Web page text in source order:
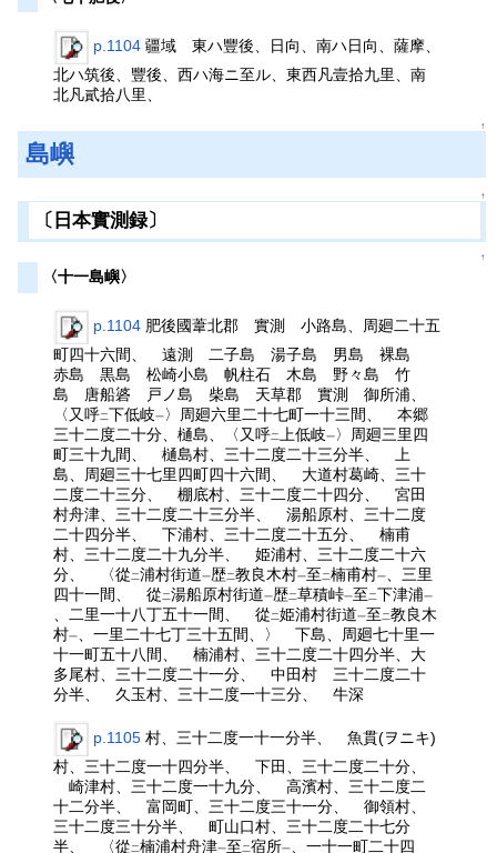
p.1104 疆域 東ハ豐後、日向、南ハ日向、薩摩、
北ハ筑後、豐後、西ハ海ニ至ル、東西凡壹拾九里、南
北凡貳拾八里、
↑
島嶼
↑
〔日本實測録〕
↑
〈十一島嶼〉
p.1104 肥後國葦北郡 實測 小路島、周廻二十五
町四十六間、 遠測 二子島 湯子島 男島 裸島
赤島 黒島 松崎小島 帆柱石 木島 野々島 竹
島 唐船碆 戸ノ島 柴島 天草郡 實測 御所浦、
〈又呼二下低岐一 〉周廻六里二十七町一十三間、 本郷
三十二度二十分、樋島、〈又呼二 上低岐一 〉周廻三里四
町三十九間、 樋島村、三十二度二十三分半、 上
島、周廻三十七里四町四十六間、 大道村葛崎、三十
二度二十三分、 棚底村、三十二度二十四分、 宮田
村舟津、三十二度二十三分半、 湯船原村、三十二度
二十四分半、 下浦村、三十二度二十五分、 楠甫
村、三十二度二十九分半、 姫浦村、三十二度二十六
分、 〈從二浦村街道一歴二教良木村一至二楠甫村一
、三里
四十一間、 從二湯船原村街道一歴二草積峠一至二下津浦一
、二里一十八丁五十一間、 從二姫浦村街道一至二教良木
村一
、一里二十七丁三十五間、〉 下島、周廻七十里一
十一町五十八間、 楠浦村、三十二度二十四分半、大
多尾村、三十二度二十一分、 中田村 三十二度二十
分半、 久玉村、三十二度一十三分、 牛深
p.1105 村、三十二度一十一分半、 魚貫(ヲニキ)
村、三十二度一十四分半、 下田、三十二度二十分、
崎津村、三十二度一十九分、 高濱村、三十二度二
十二分半、 富岡町、三十二度三十一分、 御領村、
三十二度三十分半、 町山口村、三十二度二十七分
半、 〈從 二楠浦村舟津一至 二宿所一 、一十一町二十四